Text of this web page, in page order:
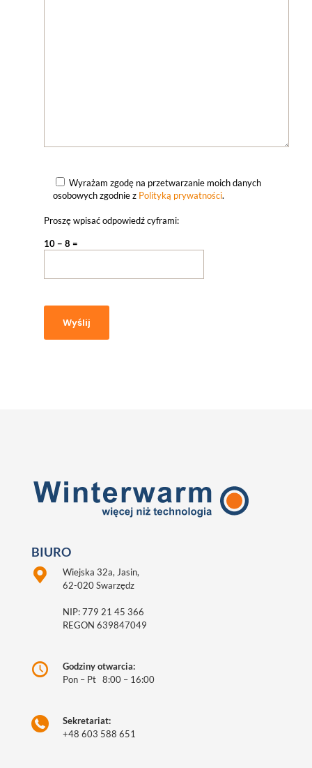
Wyrażam zgodę na przetwarzanie moich danych
osobowych zgodnie z Polityką prywatności.
Proszę wpisać odpowiedź cyframi:
10 − 8 =
BIURO
Wiejska 32a, Jasin,
62-020 Swarzędz
NIP: 779 21 45 366
REGON 639847049
Godziny otwarcia:
Pon – Pt 8:00 – 16:00
Sekretariat:
+48 603 588 651